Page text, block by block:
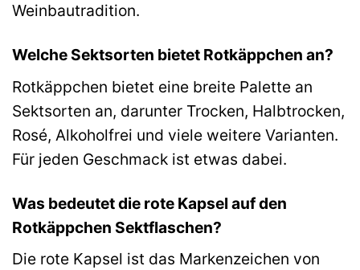
Weinbautradition.
Welche Sektsorten bietet Rotkäppchen an?
Rotkäppchen bietet eine breite Palette an
Sektsorten an, darunter Trocken, Halbtrocken,
Rosé, Alkoholfrei und viele weitere Varianten.
Für jeden Geschmack ist etwas dabei.
Was bedeutet die rote Kapsel auf den
Rotkäppchen Sektflaschen?
Die rote Kapsel ist das Markenzeichen von